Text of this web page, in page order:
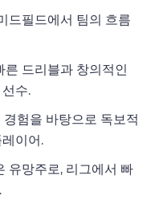
드필드에서 팀의 흐름
른 드리블과 창의적인
수.
경험을 바탕으로 독보적
이어.
유망주로, 리그에서 빠